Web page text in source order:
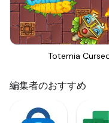
Totemia
編集者のおすすめ